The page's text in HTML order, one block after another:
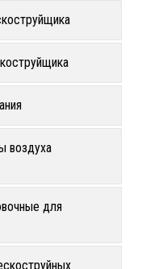
воздуха
для